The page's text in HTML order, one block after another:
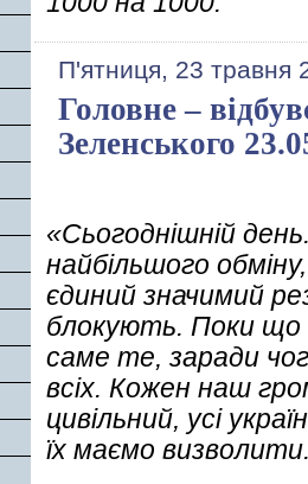
П'ятниця, 23 травня
Головне –
Зеленського
«Сьогоднішній
найбільшого
єдиний значимий
блокують. Поки що
саме те, заради
всіх. Кожен наш
цивільний, усі
їх маємо